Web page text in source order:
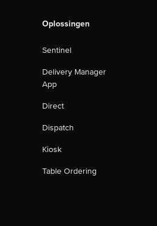
Oplossingen
Sentinel
Delivery Manager
App
Direct
Dispatch
Kiosk
Table Ordering